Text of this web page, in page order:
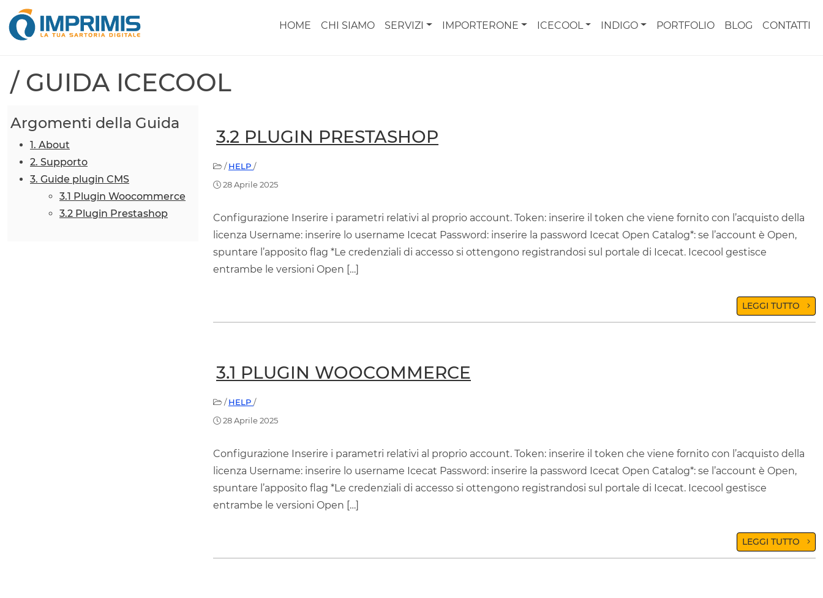
HOME CHI SIAMO SERVIZI IMPORTERONE ICECOOL INDIGO PORTFOLIO BLOG CONTATTI
/ GUIDA ICECOOL
Argomenti della Guida
1. About
2. Supporto
3. Guide plugin CMS
3.1 Plugin Woocommerce
3.2 Plugin Prestashop
3.2 PLUGIN PRESTASHOP
/HELP /
28 Aprile 2025
Configurazione Inserire i parametri relativi al proprio account. Token: inserire il token che viene fornito con l’acquisto della
licenza Username: inserire lo username Icecat Password: inserire la password Icecat Open Catalog*: se l’account è Open,
spuntare l’apposito flag *Le credenziali di accesso si ottengono registrandosi sul portale di Icecat. Icecool gestisce
entrambe le versioni Open […]
LEGGI TUTTO
3.1 PLUGIN WOOCOMMERCE
/HELP /
28 Aprile 2025
Configurazione Inserire i parametri relativi al proprio account. Token: inserire il token che viene fornito con l’acquisto della
licenza Username: inserire lo username Icecat Password: inserire la password Icecat Open Catalog*: se l’account è Open,
spuntare l’apposito flag *Le credenziali di accesso si ottengono registrandosi sul portale di Icecat. Icecool gestisce
entrambe le versioni Open […]
LEGGI TUTTO